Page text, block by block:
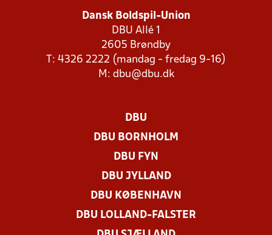
Dansk Boldspil-Union
DBU Allé 1
2605 Brøndby
T: 4326 2222 (mandag - fredag 9-16)
M: dbu@dbu.dk
DBU
DBU BORNHOLM
DBU FYN
DBU JYLLAND
DBU KØBENHAVN
DBU LOLLAND-FALSTER